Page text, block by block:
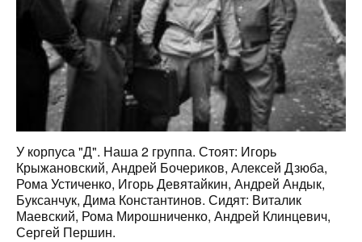
У корпуса "Д". Наша 2 группа. Стоят: Игорь
Крыжановский, Андрей Бочериков, Алексей Дзюба,
Рома Устиченко, Игорь Девятайкин, Андрей Андык,
Буксанчук, Дима Константинов. Сидят: Виталик
Маевский, Рома Мирошниченко, Андрей Клинцевич,
Сергей Першин.